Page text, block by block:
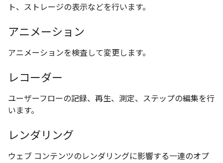
ト、ストレージの表示などを行います。
アニメーション
アニメーションを検査して変更します。
レコーダー
ユーザーフローの記録、再生、測定、ステップの編集を行
います。
レンダリング
ウェブ コンテンツのレンダリングに影響する一連のオプ